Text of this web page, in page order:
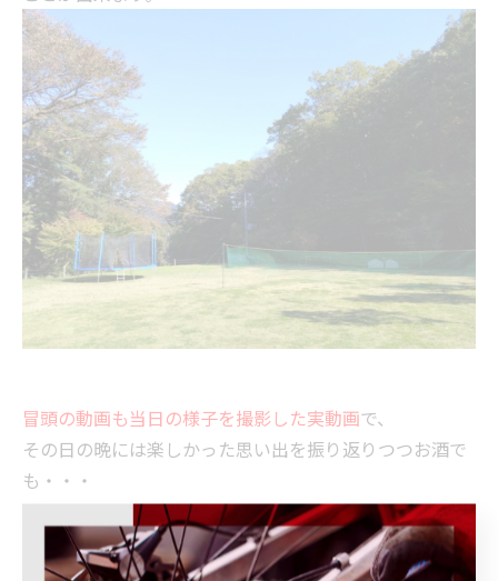
冒頭の動画も当日の様子を撮影した実動画で、
その日の晩には楽しかった思い出を振り返りつつお酒で
も・・・
なんてことも出来ます。
気軽に初心者から家族連れ、本格派の方からe-MTBを検